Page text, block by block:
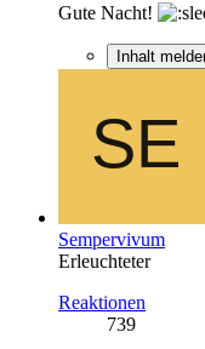
Gute Nacht!
Inhalt
Sempervivum
Erleuchteter
Reaktionen
739